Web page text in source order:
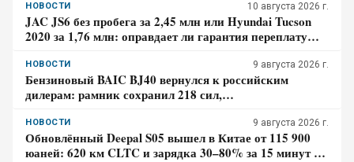
НОВОСТИ 10 августа 2026 г.
JAC JS6 без пробега за 2,45 млн или Hyundai Tucson
2020 за 1,76 млн: оправдает ли гарантия переплату
НОВОСТИ 9 августа 2026 г.
Бензиновый BAIC BJ40 вернулся к российским
дилерам: рамник сохранил 218 сил,
НОВОСТИ 9 августа 2026 г.
Обновлённый Deepal S05 вышел в Китае от 115 900
юаней: 620 км CLTC и зарядка 30–80% за 15 минут –